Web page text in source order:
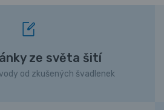
ze světa šití
od zkušených švadlenek